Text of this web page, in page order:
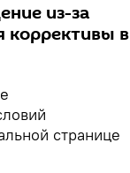
из-за
коррективы в
странице